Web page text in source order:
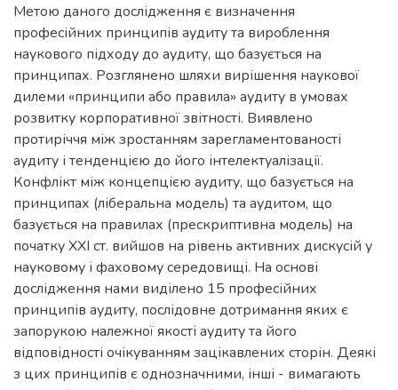
Метою даного дослідження є визначення
професійних принципів аудиту та вироблення
наукового підходу до аудиту, що базується на
принципах. Розглянено шляхи вирішення наукової
дилеми «принципи або правила» аудиту в умовах
розвитку корпоративної звітності. Виявлено
протиріччя між зростанням зарегламентованості
аудиту і тенденцією до його інтелектуалізації.
Конфлікт між концепцією аудиту, що базується на
принципах (ліберальна модель) та аудитом, що
базується на правилах (прескриптивна модель) на
початку XXI ст. вийшов на рівень активних дискусій у
науковому і фаховому середовищі. На основі
дослідження нами виділено 15 професійних
принципів аудиту, послідовне дотримання яких є
запорукою належної якості аудиту та його
відповідності очікуванням зацікавлених сторін. Деякі
з цих принципів є однозначними, інші - вимагають